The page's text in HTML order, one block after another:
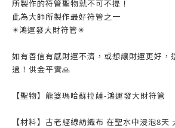
所製作的符管聖物就不可不提！
此為大師所製作最好符管之一
✴️鴻運發大財符管✴️
如有善信有感財運不濟，或想讓財運更好，
過！供金平實🙏
【聖物】龍婆瑪哈蘇拉薩-鴻運發大財符管
【材料】古老經線紡織布 在聖水中浸泡8天